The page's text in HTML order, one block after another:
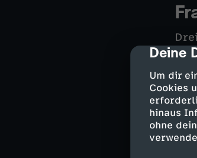
cmp-
Deine
Um dir
Cookies
hinaus
ohne